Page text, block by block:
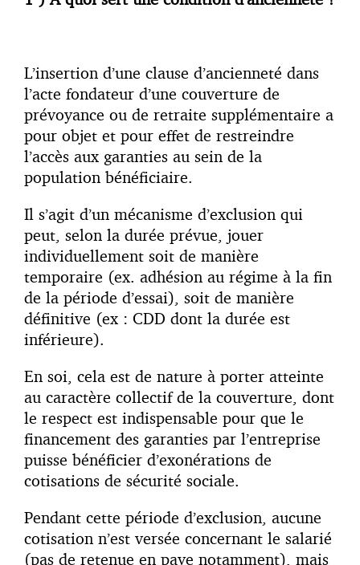
L’insertion d’une clause d’ancienneté dans
l’acte fondateur d’une couverture de
prévoyance ou de retraite supplémentaire a
pour objet et pour effet de restreindre
l’accès aux garanties au sein de la
population bénéficiaire.
Il s’agit d’un mécanisme d’exclusion qui
peut, selon la durée prévue, jouer
individuellement soit de manière
temporaire (ex. adhésion au régime à la fin
de la période d’essai), soit de manière
définitive (ex : CDD dont la durée est
inférieure).
En soi, cela est de nature à porter atteinte
au caractère collectif de la couverture, dont
le respect est indispensable pour que le
financement des garanties par l’entreprise
puisse bénéficier d’exonérations de
cotisations de sécurité sociale.
Pendant cette période d’exclusion, aucune
cotisation n’est versée concernant le salarié
(pas de retenue en paye notamment), mais